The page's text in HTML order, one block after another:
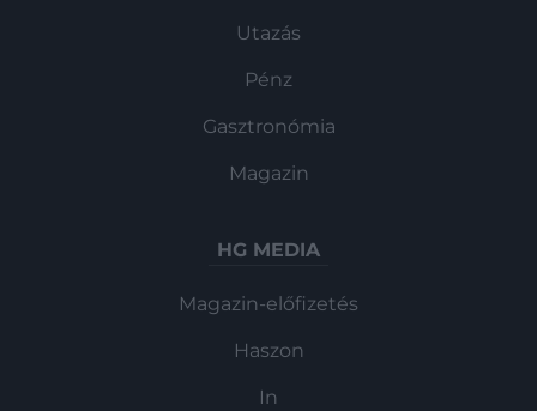
Utazás
Pénz
Gasztronómia
Magazin
HG MEDIA
Magazin-előfizetés
Haszon
In